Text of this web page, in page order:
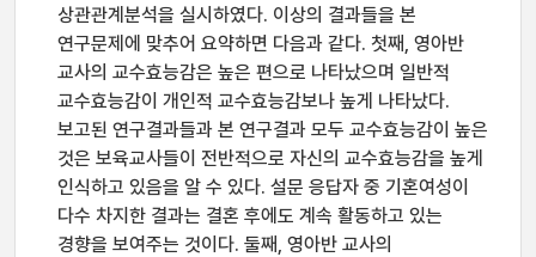
상관관계분석을 실시하였다. 이상의 결과들을 본
연구문제에 맞추어 요약하면 다음과 같다. 첫째, 영아반
교사의 교수효능감은 높은 편으로 나타났으며 일반적
교수효능감이 개인적 교수효능감보나 높게 나타났다.
보고된 연구결과들과 본 연구결과 모두 교수효능감이 높은
것은 보육교사들이 전반적으로 자신의 교수효능감을 높게
인식하고 있음을 알 수 있다. 설문 응답자 중 기혼여성이
다수 차지한 결과는 결혼 후에도 계속 활동하고 있는
경향을 보여주는 것이다. 둘째, 영아반 교사의